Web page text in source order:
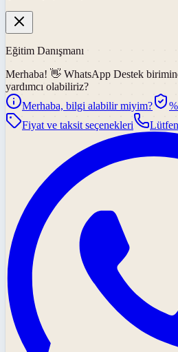
Eğitim Danışmanı
Merhaba! 👋 WhatsApp Destek
yardımcı olabiliriz?
Merhaba, bilgi alabilir miyim?
Fiyat ve taksit seçenekleri
Lütfen